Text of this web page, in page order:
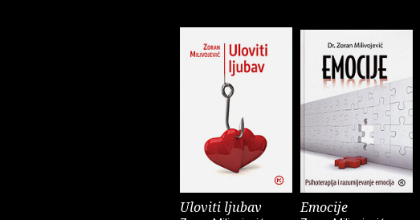
Uloviti ljubav Emocije